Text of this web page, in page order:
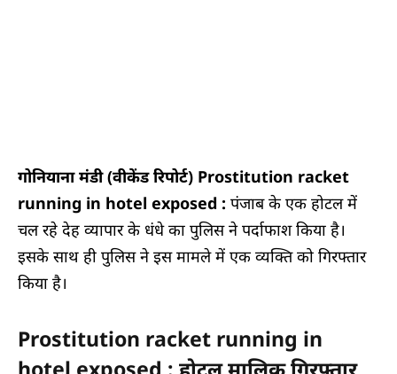
गोनियाना मंडी (वीकेंड रिपोर्ट) Prostitution racket
running in hotel exposed : पंजाब के एक होटल में
चल रहे देह व्यापार के धंधे का पुलिस ने पर्दाफाश किया है।
इसके साथ ही पुलिस ने इस मामले में एक व्यक्ति को गिरफ्तार
किया है।
Prostitution racket running in